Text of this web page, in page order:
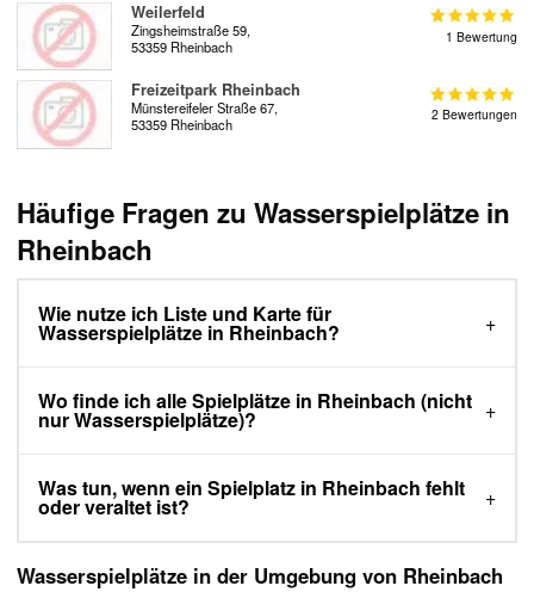
Weilerfeld
Zingsheimstraße 59,
53359 Rheinbach
1 Bewertung
Freizeitpark Rheinbach
Münstereifeler Straße 67,
53359 Rheinbach
2 Bewertungen
Häufige Fragen zu Wasserspielplätze in
Rheinbach
Wie nutze ich Liste und Karte für
Wasserspielplätze in Rheinbach?
Wo finde ich alle Spielplätze in Rheinbach (nicht
nur Wasserspielplätze)?
Was tun, wenn ein Spielplatz in Rheinbach fehlt
oder veraltet ist?
Wasserspielplätze in der Umgebung von Rheinbach